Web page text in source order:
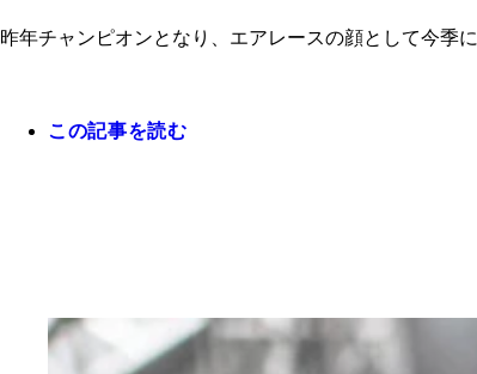
昨年チャンピオンとなり、エアレースの顔として今季
この記事を読む